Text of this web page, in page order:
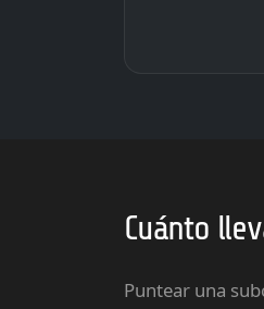
Cuánto
Puntear una